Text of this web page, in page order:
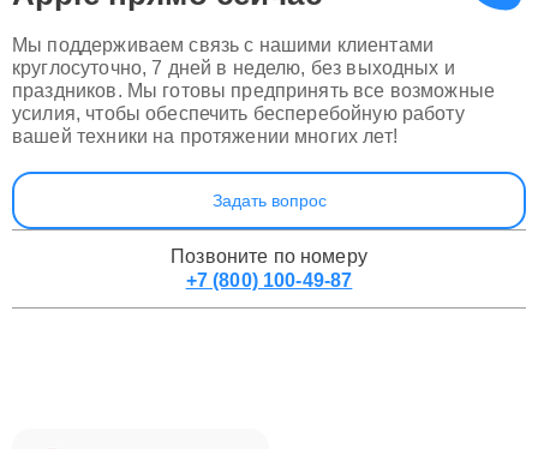
Мы поддерживаем связь с нашими клиентами
круглосуточно, 7 дней в неделю, без выходных и
праздников. Мы готовы предпринять все возможные
усилия, чтобы обеспечить бесперебойную работу
вашей техники на протяжении многих лет!
Задать вопрос
Позвоните по номеру
+7 (800) 100-49-87